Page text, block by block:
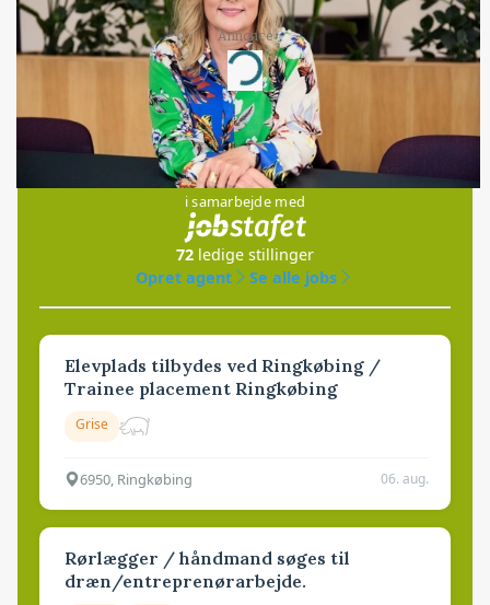
Annonce
Loading...
Jobs
i samarbejde med
72 ledige stillinger
Opret agent
Se alle jobs
Elevplads tilbydes ved Ringkøbing /
Trainee placement Ringkøbing
Grise
6950, Ringkøbing 06. aug.
Rørlægger / håndmand søges til
dræn/entreprenørarbejde.